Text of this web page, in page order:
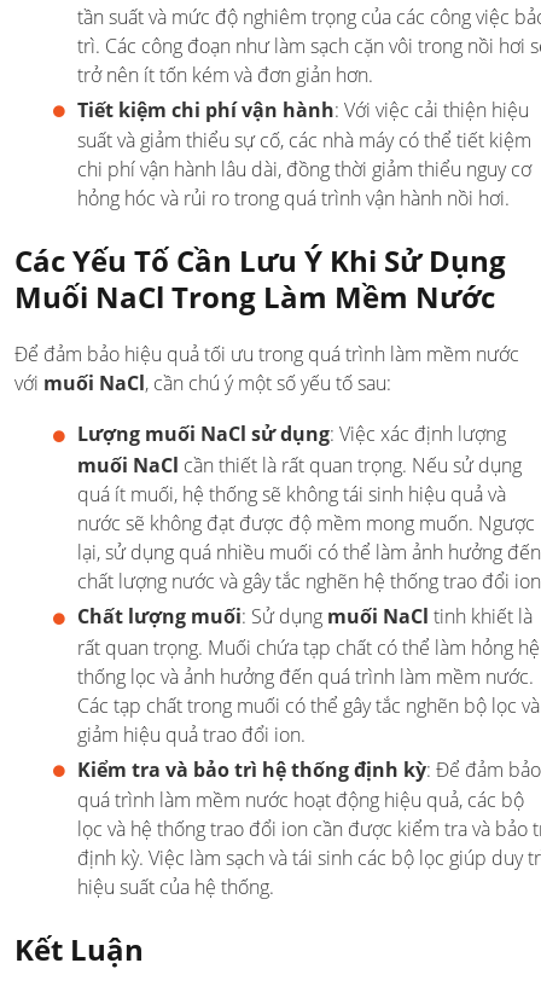
tần suất và mức độ nghiêm trọng của các công việc
trì. Các công đoạn như làm sạch cặn vôi trong nồi hơi
trở nên ít tốn kém và đơn giản hơn.
Tiết kiệm chi phí vận hành: Với việc cải thiện hiệu
suất và giảm thiểu sự cố, các nhà máy có thể tiết kiệm
chi phí vận hành lâu dài, đồng thời giảm thiểu nguy cơ
hỏng hóc và rủi ro trong quá trình vận hành nồi hơi.
Các Yếu Tố Cần Lưu Ý Khi Sử Dụng
Muối NaCl Trong Làm Mềm Nước
Để đảm bảo hiệu quả tối ưu trong quá trình làm mềm nước
với muối NaCl, cần chú ý một số yếu tố sau:
Lượng muối NaCl sử dụng: Việc xác định lượng
muối NaCl cần thiết là rất quan trọng. Nếu sử dụng
quá ít muối, hệ thống sẽ không tái sinh hiệu quả và
nước sẽ không đạt được độ mềm mong muốn. Ngược
lại, sử dụng quá nhiều muối có thể làm ảnh hưởng đến
chất lượng nước và gây tắc nghẽn hệ thống trao đổi
Chất lượng muối: Sử dụng muối NaCl tinh khiết là
rất quan trọng. Muối chứa tạp chất có thể làm hỏng hệ
thống lọc và ảnh hưởng đến quá trình làm mềm nước.
Các tạp chất trong muối có thể gây tắc nghẽn bộ lọc và
giảm hiệu quả trao đổi ion.
Kiểm tra và bảo trì hệ thống định kỳ: Để đảm bảo
quá trình làm mềm nước hoạt động hiệu quả, các bộ
lọc và hệ thống trao đổi ion cần được kiểm tra và bảo
định kỳ. Việc làm sạch và tái sinh các bộ lọc giúp duy
hiệu suất của hệ thống.
Kết Luận